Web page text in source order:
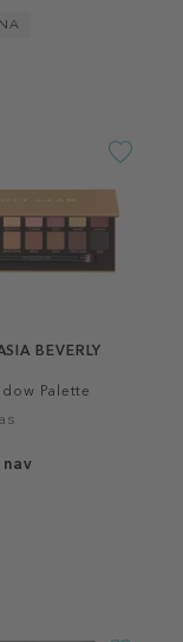
BEVERLY
Palette